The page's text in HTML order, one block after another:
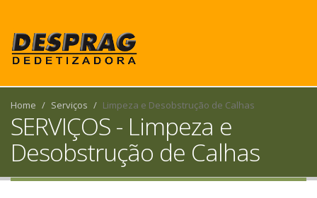
Home Serviços Limpeza e Desobstrução de Calhas
SERVIÇOS - Limpeza e
Desobstrução de Calhas